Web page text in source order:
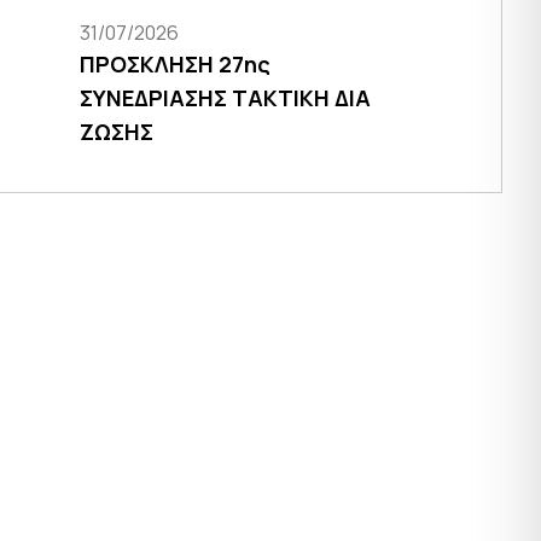
31/07/2026
ΠΡΟΣΚΛΗΣΗ 27ης
ΣΥΝΕΔΡΙΑΣΗΣ ΤΑΚΤΙΚΗ ΔΙΑ
ΖΩΣΗΣ